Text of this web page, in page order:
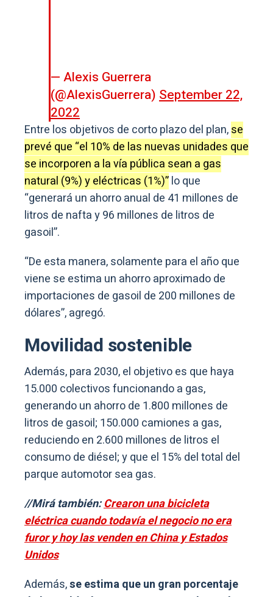
— Alexis Guerrera
(@AlexisGuerrera) September 22,
2022
Entre los objetivos de corto plazo del plan,se
prevé que “el 10% de las nuevas unidades que
se incorporen a la vía pública sean a gas
natural (9%) y eléctricas (1%)”lo que
“generará un ahorro anual de 41 millones de
litros de nafta y 96 millones de litros de
gasoil”.
“De esta manera, solamente para el año que
viene se estima un ahorro aproximado de
importaciones de gasoil de 200 millones de
dólares”, agregó.
Movilidad sostenible
Además, para 2030, el objetivo es que haya
15.000 colectivos funcionando a gas,
generando un ahorro de 1.800 millones de
litros de gasoil; 150.000 camiones a gas,
reduciendo en 2.600 millones de litros el
consumo de diésel; y que el 15% del total del
parque automotor sea gas.
//Mirá también:Crearon una bicicleta
eléctrica cuando todavía el negocio no era
furor y hoy las venden en China y Estados
Unidos
Además,se estima que un gran porcentaje